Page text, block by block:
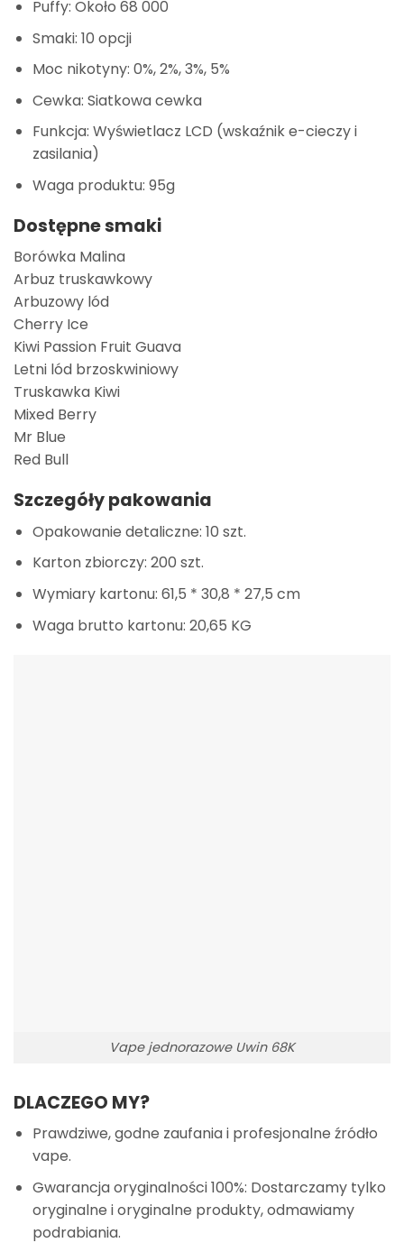
Puffy: Około 68 000
Smaki: 10 opcji
Moc nikotyny: 0%, 2%, 3%, 5%
Cewka: Siatkowa cewka
Funkcja: Wyświetlacz LCD (wskaźnik e-cieczy i
zasilania)
Waga produktu: 95g
Dostępne smaki
Borówka Malina
Arbuz truskawkowy
Arbuzowy lód
Cherry Ice
Kiwi Passion Fruit Guava
Letni lód brzoskwiniowy
Truskawka Kiwi
Mixed Berry
Mr Blue
Red Bull
Szczegóły pakowania
Opakowanie detaliczne: 10 szt.
Karton zbiorczy: 200 szt.
Wymiary kartonu: 61,5 * 30,8 * 27,5 cm
Waga brutto kartonu: 20,65 KG
Vape jednorazowe Uwin 68K
DLACZEGO MY?
Prawdziwe, godne zaufania i profesjonalne źródło
vape.
Gwarancja oryginalności 100%: Dostarczamy tylko
oryginalne i oryginalne produkty, odmawiamy
podrabiania.